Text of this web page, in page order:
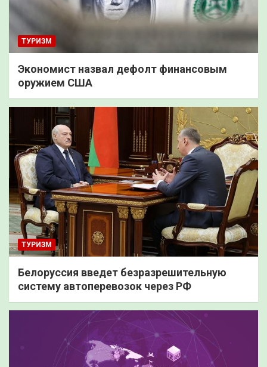
ТУРИЗМ
Экономист назвал дефолт финансовым
оружием США
ТУРИЗМ
Белоруссия введет безразрешительную
систему автоперевозок через РФ